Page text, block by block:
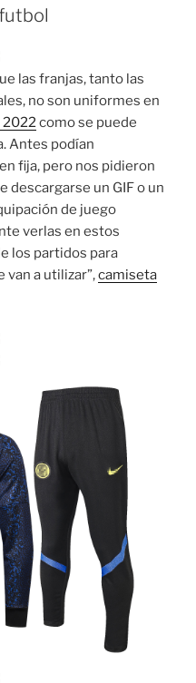
las franjas, tanto las
no son uniformes en
2022como se puede
Antes podían
fija, pero nos pidieron
descargarse un GIF o un
de juego
verlas en estos
los partidos para
van a utilizar”,camiseta